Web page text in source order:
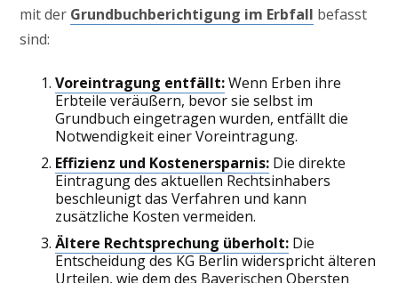
mit der Grundbuchberichtigung im Erbfall befasst
sind:
Voreintragung entfällt:Wenn Erben ihre
Erbteile veräußern, bevor sie selbst im
Grundbuch eingetragen wurden, entfällt die
Notwendigkeit einer Voreintragung.
Effizienz und Kostenersparnis: Die direkte
Eintragung des aktuellen Rechtsinhabers
beschleunigt das Verfahren und kann
zusätzliche Kosten vermeiden.
Ältere Rechtsprechung überholt: Die
Entscheidung des KG Berlin widerspricht älteren
Urteilen, wie dem des Bayerischen Obersten